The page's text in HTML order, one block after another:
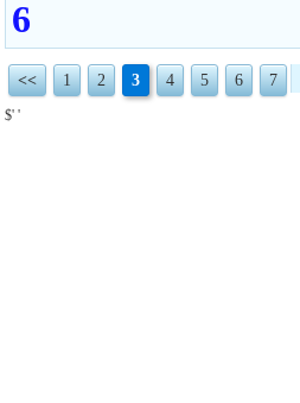
6
<< 1 2 3 4 5 6 7
$' '